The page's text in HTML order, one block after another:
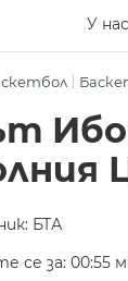
У нас
БТА
се за: 00:55